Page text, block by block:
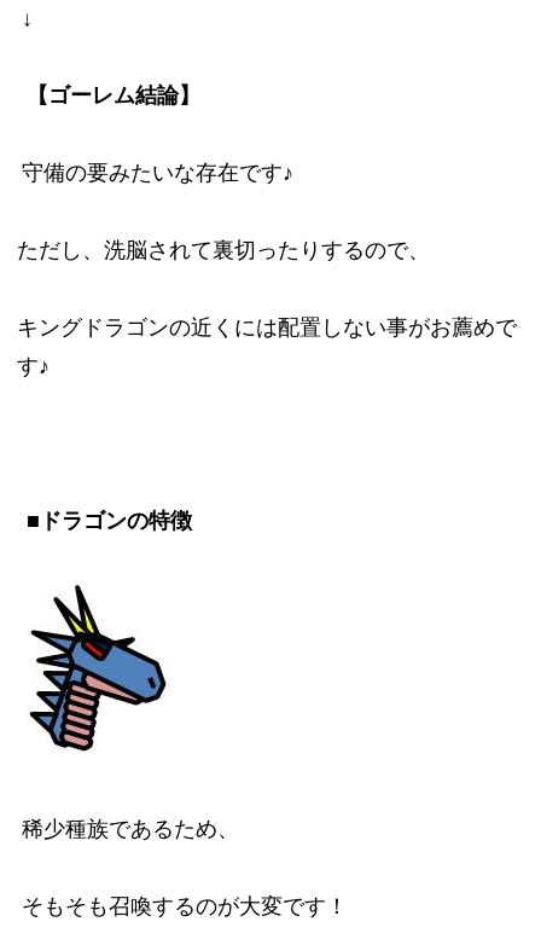
↓
【ゴーレム結論】
守備の要みたいな存在です♪
ただし、洗脳されて裏切ったりするので、
キングドラゴンの近くには配置しない事がお薦めで
す♪
■ドラゴンの特徴
稀少種族であるため、
そもそも召喚するのが大変です！